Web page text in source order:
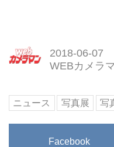
2018-06-07
WEBカメラ
ニュース 写真展 写
Facebook